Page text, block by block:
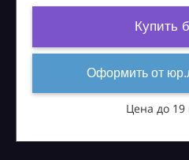
Купить
Оформить от
Цена до 19